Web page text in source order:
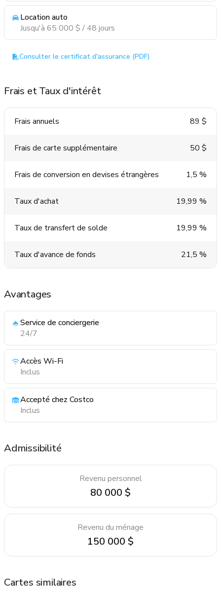
Location auto
Jusqu'à 65 000 $ / 48 jours
Consulter le certificat d'assurance (PDF)
Frais et Taux d'intérêt
Frais annuels 89 $
Frais de carte supplémentaire 50 $
Frais de conversion en devises étrangères 1,5 %
Taux d'achat 19,99 %
Taux de transfert de solde 19,99 %
Taux d'avance de fonds 21,5 %
Avantages
Service de conciergerie
24/7
Accès Wi-Fi
Inclus
Accepté chez Costco
Inclus
Admissibilité
Revenu personnel
80 000 $
Revenu du ménage
150 000 $
Cartes similaires